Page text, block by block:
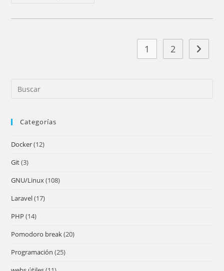
1 2 Ir a la
Categorías
Docker(12)
Git(3)
GNU/Linux(108)
Laravel(17)
PHP (14)
Pomodoro break(20)
Programación (25)